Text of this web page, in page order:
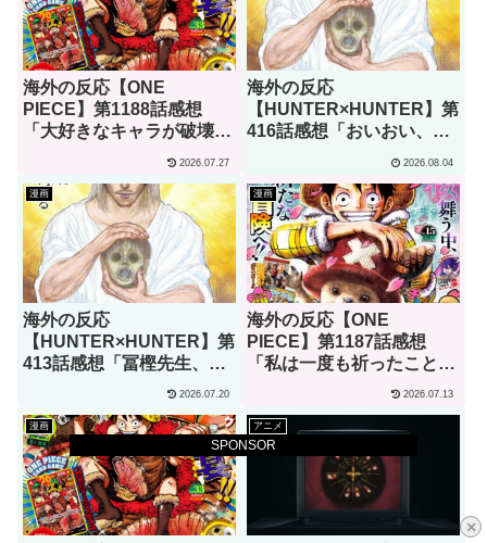
×
SPONSOR
海外の反応【ONE
PIECE】第1188話感想
「大好きなキャラが破壊さ
2026.07.27
海外の反応
【HUNTER×HUNTER】第
416話感想「おいおい、文
2026.08.04
漫画
海外の反応
【HUNTER×HUNTER】第
413話感想「冨樫先生、あ
なたこそが本物の天才で2026.07.20
漫画
海外の反応【ONE
PIECE】第1187話感想
「私は一度も祈ったことは
ない、ただ待っていただ2026.07.13
漫画 アニメ